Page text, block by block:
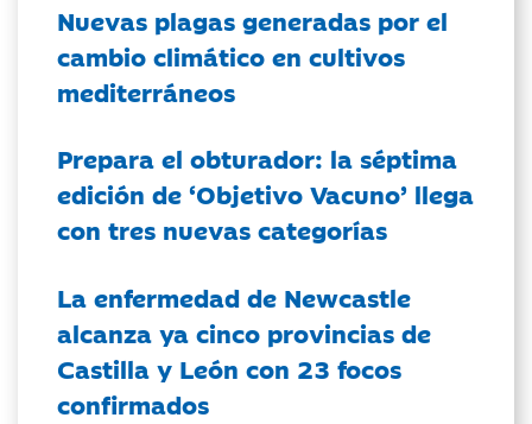
Nuevas plagas generadas por el
cambio climático en cultivos
mediterráneos
Prepara el obturador: la séptima
edición de ‘Objetivo Vacuno’ llega
con tres nuevas categorías
La enfermedad de Newcastle
alcanza ya cinco provincias de
Castilla y León con 23 focos
confirmados